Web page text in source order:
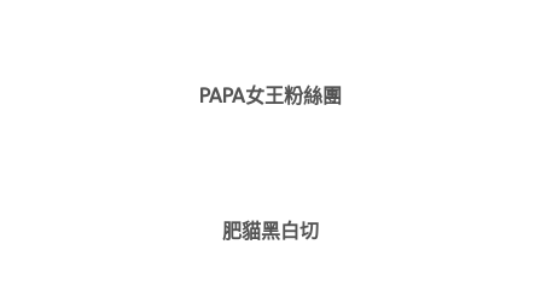
PAPA女王粉絲團
肥貓黑白切